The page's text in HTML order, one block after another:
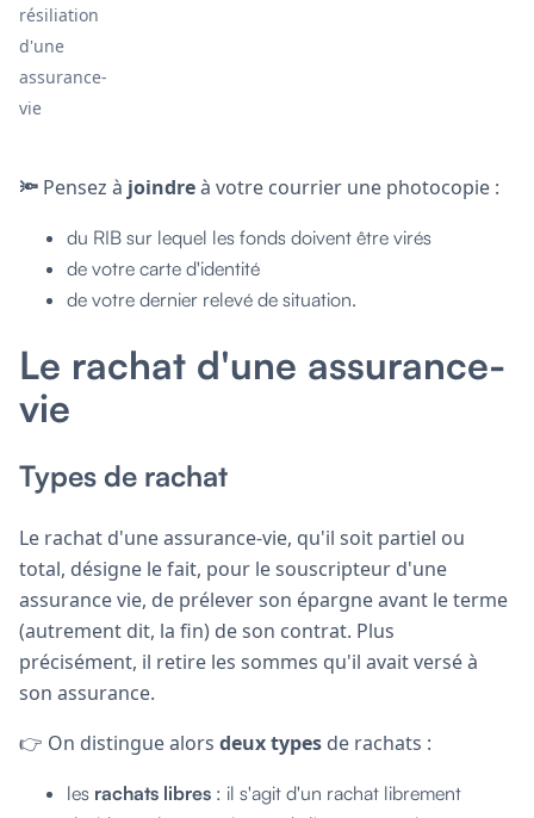
résiliation
d'une
assurance-
vie
🔦 Pensez à joindreà votre courrier une photocopie :
du RIB sur lequel les fonds doivent être virés
de votre carte d'identité
de votre dernier relevé de situation.
Le rachat d'une assurance-
vie
Types de rachat
Le rachat d'une assurance-vie, qu'il soit partiel ou
total, désigne le fait, pour le souscripteur d'une
assurance vie, de prélever son épargne avant le terme
(autrement dit, la fin) de son contrat. Plus
précisément, il retire les sommes qu'il avait versé à
son assurance.
👉 On distingue alors deux types de rachats :
les rachats libres : il s'agit d'un rachat librement